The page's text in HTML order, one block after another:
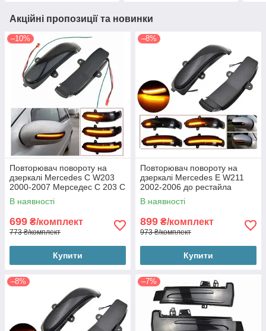
Акційні пропозиції та новинки
–10%
Повторювач повороту на
дзеркалі Mercedes C W203
2000-2007 Мерседес С 203 С
класс C180 C200 C230 C280
C240(2шт динамічні чорні
В наявності
699 ₴/комплект
773 ₴/комплект
Купити
–8%
Повторювач повороту на
дзеркалі Mercedes E W211
2002-2006 до рестайла
Мерседес Е 211 (2шт
динамічні чорні ЛЕД)
В наявності
899 ₴/комплект
973 ₴/комплект
Купити
–8% –7%